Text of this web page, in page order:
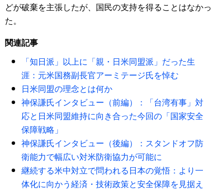
スポーツ・東京2020
Topics
Images
People
東京
お知らせ
公式SNS
どが破棄を主張したが、国民の支持を得ることはなかっ
た。
関連記事
「知日派」以上に「親・日米同盟派」だった生
涯：元米国務副長官アーミテージ氏を悼む
日米同盟の理念とは何か
神保謙氏インタビュー（前編）：「台湾有事」対
応と日米同盟維持に向き合った今回の「国家安全
保障戦略」
神保謙氏インタビュー（後編）：スタンドオフ防
衛能力で幅広い対米防衛協力が可能に
継続する米中対立で問われる日本の覚悟：より一
体化に向かう経済・技術政策と安全保障を見据え